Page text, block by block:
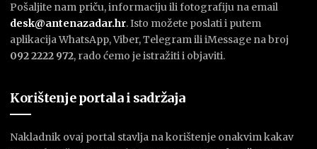
Pošaljite nam priču, informaciju ili fotografiju na email
desk@antenazadar.hr. Isto možete poslati i putem
aplikacija WhatsApp, Viber, Telegram ili iMessage na broj
092 2222 972, rado ćemo je istražiti i objaviti.
Korištenje portala i sadržaja
Nakladnik ovaj portal stavlja na korištenje onakvim kakav